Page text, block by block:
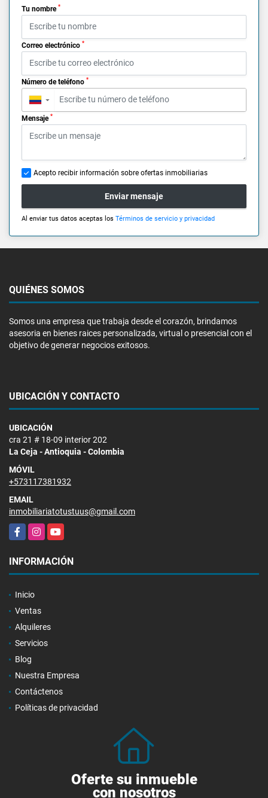
Tu nombre *
Correo electrónico *
Número de teléfono *
▼
Mensaje *
Acepto recibir información sobre ofertas inmobiliarias
Enviar mensaje
Al enviar tus datos aceptas los Términos de servicio y privacidad
QUIÉNES SOMOS
Somos una empresa que trabaja desde el corazón, brindamos
asesoria en bienes raices personalizada, virtual o presencial con el
objetivo de generar negocios exitosos.
UBICACIÓN Y CONTACTO
UBICACIÓN
cra 21 # 18-09 interior 202
La Ceja - Antioquia - Colombia
MÓVIL
+573117381932
EMAIL
inmobiliariatotustuus@gmail.com
FacebookInstagramYouTube
INFORMACIÓN
Inicio
Ventas
Alquileres
Servicios
Blog
Nuestra Empresa
Contáctenos
Políticas de privacidad
Oferte su inmueble
con nosotros